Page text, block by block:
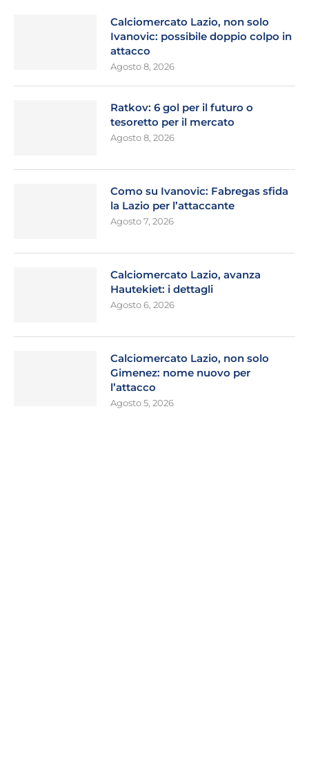
Calciomercato Lazio, non solo
Ivanovic: possibile doppio colpo in
attacco
Agosto 8, 2026
Ratkov: 6 gol per il futuro o
tesoretto per il mercato
Agosto 8, 2026
Como su Ivanovic: Fabregas sfida
la Lazio per l’attaccante
Agosto 7, 2026
Calciomercato Lazio, avanza
Hautekiet: i dettagli
Agosto 6, 2026
Calciomercato Lazio, non solo
Gimenez: nome nuovo per
l’attacco
Agosto 5, 2026